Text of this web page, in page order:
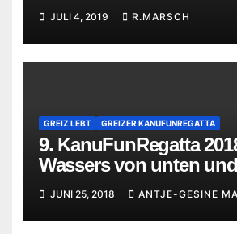
JULI 4, 2019 R.MARSCH
GREIZ LEBT GREIZER KANUFUNREGATTA
9. KanuFunRegatta
Wassers von unten
Erfolg
JUNI 25, 2018 ANTJE-GESINE